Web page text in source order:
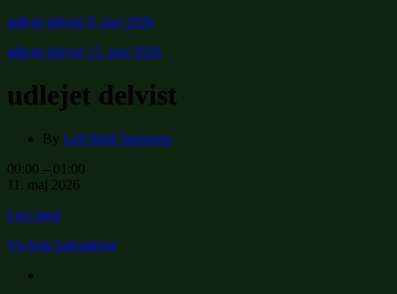
udlejet delvist 9. maj 2026
udlejet delvist 12. maj 2026
udlejet delvist
By Leif Bohl Sørensen
udlejet
delvist
00:00 – 01:00
11. maj 2026
Læs mere
Vis hele kalenderen